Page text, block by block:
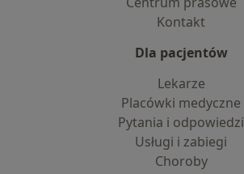
Kontakt
Dla pacjentów
Lekarze
Placówki medyczne
Pytania i odpowiedzi
Usługi i zabiegi
Choroby